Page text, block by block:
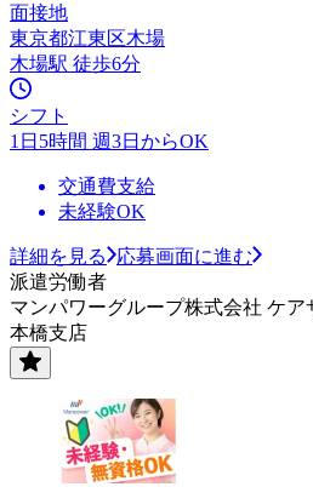
面接地
東京都江東区木場
木場駅 徒歩6分
シフト
1日5時間 週3日からOK
交通費支給
未経験OK
詳細を見る
応募画面に進む
派遣労働者
マンパワーグループ株式会社 ケア
本橋支店